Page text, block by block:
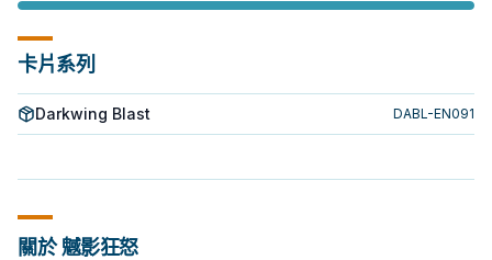
卡片系列
Darkwing Blast DABL-EN091
關於 魊影狂怒